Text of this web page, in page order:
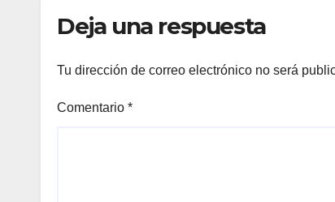
Deja una respuesta
Tu dirección de correo electrónico no será
Comentario *